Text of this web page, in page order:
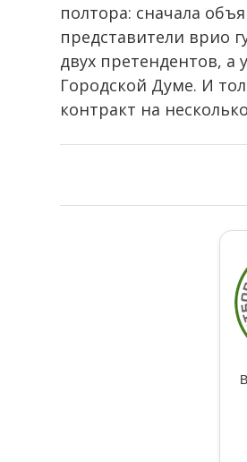
полтора: сначала
представители врио
двух претендентов, а
Городской Думе. И
контракт на